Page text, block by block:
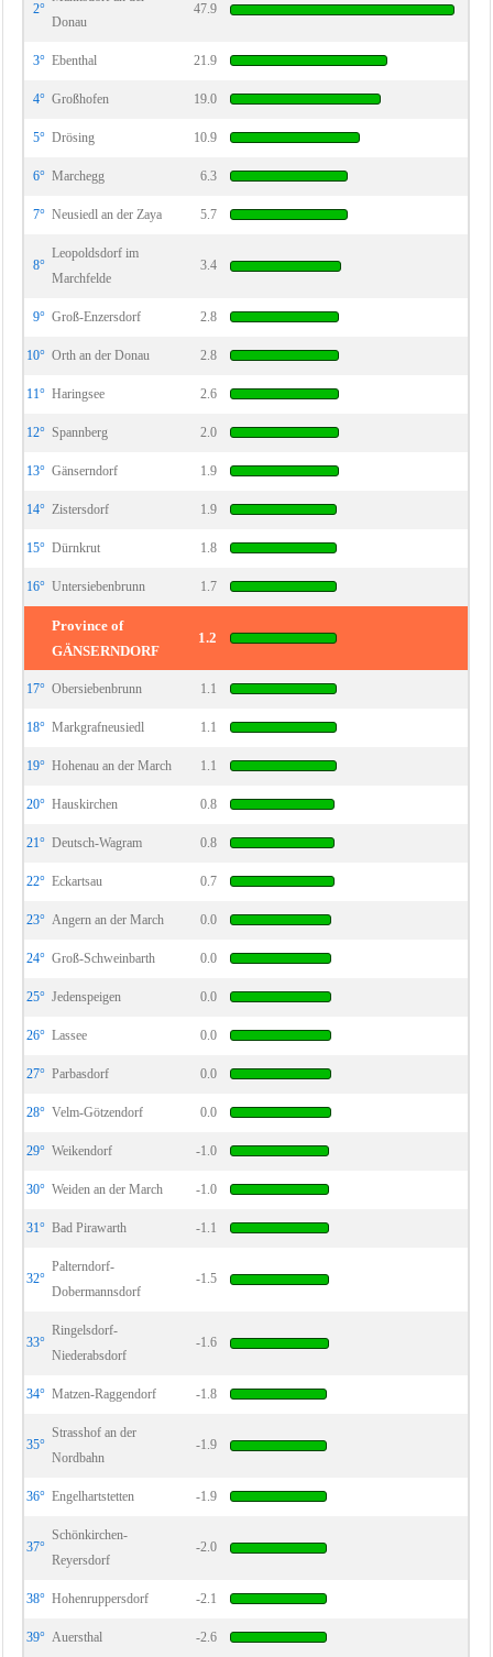
2°
Donau
47.9
3° Ebenthal 21.9
4° Großhofen 19.0
5° Drösing 10.9
6° Marchegg 6.3
7° Neusiedl an der Zaya 5.7
8°
Leopoldsdorf im
Marchfelde
3.4
9° Groß-Enzersdorf 2.8
10° Orth an der Donau 2.8
11° Haringsee 2.6
12° Spannberg 2.0
13° Gänserndorf 1.9
14° Zistersdorf 1.9
15° Dürnkrut 1.8
16° Untersiebenbrunn 1.7
Province of
GÄNSERNDORF
1.2
17° Obersiebenbrunn 1.1
18° Markgrafneusiedl 1.1
19° Hohenau an der March 1.1
20° Hauskirchen 0.8
21° Deutsch-Wagram 0.8
22° Eckartsau 0.7
23° Angern an der March 0.0
24° Groß-Schweinbarth 0.0
25° Jedenspeigen 0.0
26° Lassee 0.0
27° Parbasdorf 0.0
28° Velm-Götzendorf 0.0
29° Weikendorf -1.0
30° Weiden an der March -1.0
31° Bad Pirawarth -1.1
32°
Palterndorf-
Dobermannsdorf
-1.5
33°
Ringelsdorf-
Niederabsdorf
-1.6
34° Matzen-Raggendorf -1.8
35°
Strasshof an der
Nordbahn
-1.9
36° Engelhartstetten -1.9
37°
Schönkirchen-
Reyersdorf
-2.0
38° Hohenruppersdorf -2.1
39° Auersthal -2.6